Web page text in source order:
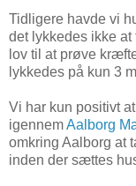
Tidligere havde vi
det lykkedes ikke
lov til at prøve
lykkedes på kun 3
Vi har kun positivt
igennemAalborg
omkring Aalborg at
inden der sættes